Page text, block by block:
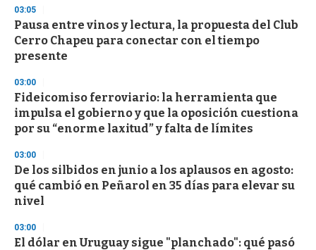
d
s
03:05
Pausa entre vinos y lectura, la propuesta del Club
Cerro Chapeu para conectar con el tiempo
presente
03:00
Fideicomiso ferroviario: la herramienta que
impulsa el gobierno y que la oposición cuestiona
por su “enorme laxitud” y falta de límites
03:00
De los silbidos en junio a los aplausos en agosto:
qué cambió en Peñarol en 35 días para elevar su
nivel
03:00
El dólar en Uruguay sigue "planchado": qué pasó